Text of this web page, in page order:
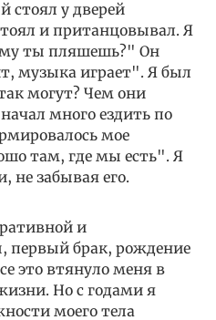
стоял у дверей
и пританцовывал. Я
ты пляшешь?" Он
музыка играет". Я был
могут? Чем они
много ездить по
мое
там, где мы есть". Я
не забывая его.
и
первый брак, рождение
это втянуло меня в
Но с годами я
моего тела